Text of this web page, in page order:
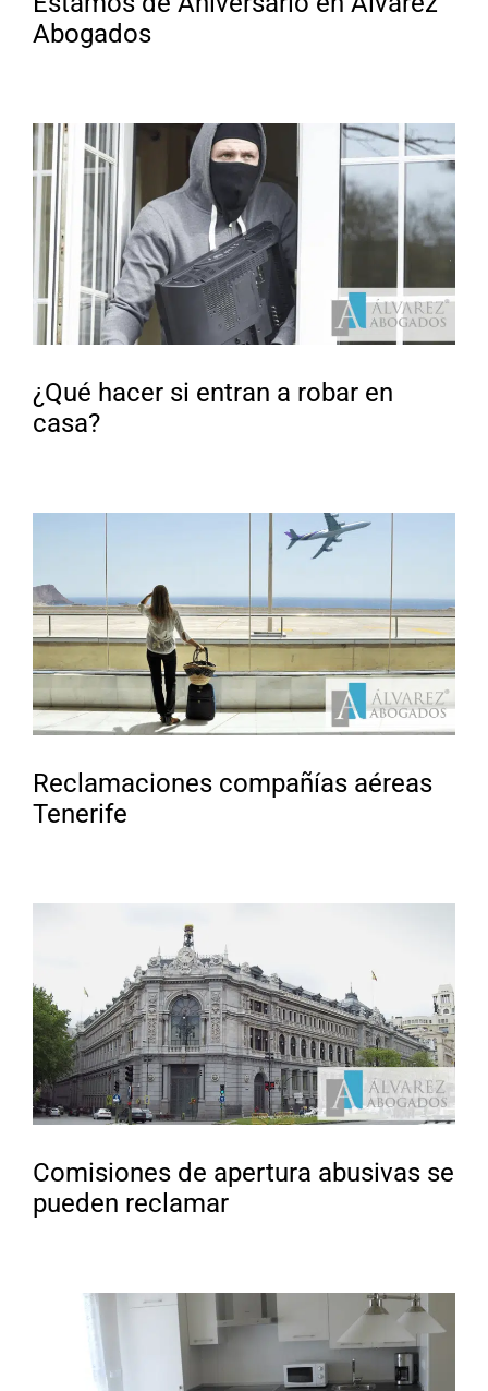
Abogados
¿Qué hacer si entran a robar en
casa?
Reclamaciones compañías aéreas
Tenerife
Comisiones de apertura abusivas se
pueden reclamar